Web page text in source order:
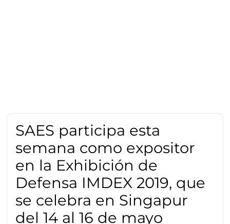
SAES participa esta
semana como expositor
en la Exhibición de
Defensa IMDEX 2019, que
se celebra en Singapur
del 14 al 16 de mayo